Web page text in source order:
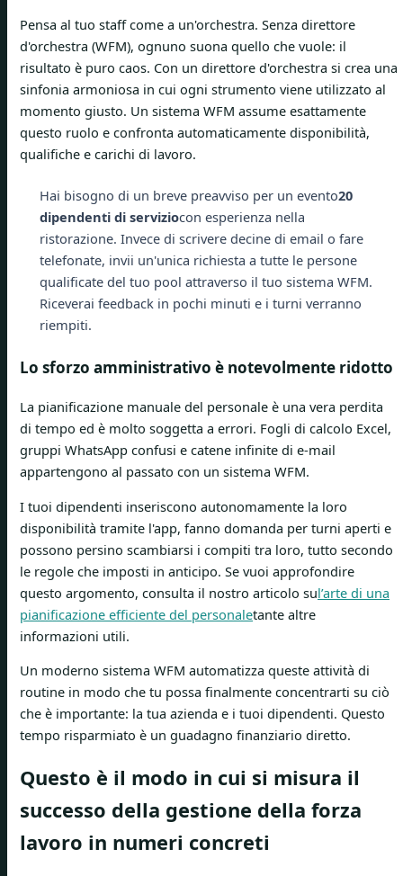
Pensa al tuo staff come a un'orchestra. Senza direttore
d'orchestra (WFM), ognuno suona quello che vuole: il
risultato è puro caos. Con un direttore d'orchestra si crea una
sinfonia armoniosa in cui ogni strumento viene utilizzato al
momento giusto. Un sistema WFM assume esattamente
questo ruolo e confronta automaticamente disponibilità,
qualifiche e carichi di lavoro.
Hai bisogno di un breve preavviso per un evento20
dipendenti di serviziocon esperienza nella
ristorazione. Invece di scrivere decine di email o fare
telefonate, invii un'unica richiesta a tutte le persone
qualificate del tuo pool attraverso il tuo sistema WFM.
Riceverai feedback in pochi minuti e i turni verranno
riempiti.
Lo sforzo amministrativo è notevolmente ridotto
La pianificazione manuale del personale è una vera perdita
di tempo ed è molto soggetta a errori. Fogli di calcolo Excel,
gruppi WhatsApp confusi e catene infinite di e-mail
appartengono al passato con un sistema WFM.
I tuoi dipendenti inseriscono autonomamente la loro
disponibilità tramite l'app, fanno domanda per turni aperti e
possono persino scambiarsi i compiti tra loro, tutto secondo
le regole che imposti in anticipo. Se vuoi approfondire
questo argomento, consulta il nostro articolo sul’arte di una
pianificazione efficiente del personaletante altre
informazioni utili.
Un moderno sistema WFM automatizza queste attività di
routine in modo che tu possa finalmente concentrarti su ciò
che è importante: la tua azienda e i tuoi dipendenti. Questo
tempo risparmiato è un guadagno finanziario diretto.
Questo è il modo in cui si misura il
successo della gestione della forza
lavoro in numeri concreti